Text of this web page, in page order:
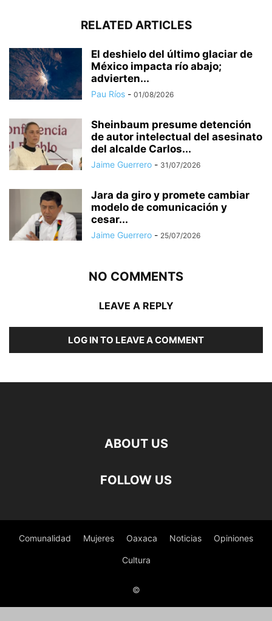
RELATED ARTICLES
El deshielo del último glaciar de
México impacta río abajo;
advierten...
Pau Ríos - 01/08/2026
Sheinbaum presume detención
de autor intelectual del asesinato
del alcalde Carlos...
Jaime Guerrero - 31/07/2026
Jara da giro y promete cambiar
modelo de comunicación y
cesar...
Jaime Guerrero - 25/07/2026
NO COMMENTS
LEAVE A REPLY
LOG IN TO LEAVE A COMMENT
ABOUT US
FOLLOW US
Comunalidad Mujeres Oaxaca Noticias Opiniones
Cultura
©